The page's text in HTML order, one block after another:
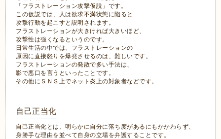
「フラストレーション攻撃仮説」です。
この仮説では、人は欲求不満状態に陥ると
攻撃行動を起こすと説明されます。
フラストレーションが大きければ大きいほど、
攻撃性は強くなるというのです。
日常生活の中では、フラストレーションの
原因に直接怒りを爆発させるのは、難しいです。
フラストレーションの発散で多い手法は、
影で悪口を言うといったことです。
その他にＳＮＳ上でネット炎上の対象者などです。
自己正当化
自己正当化とは、明らかに自分に落ち度があるにもかかわらず、
身勝手な理由を並べて自身の立場を弁護することです。